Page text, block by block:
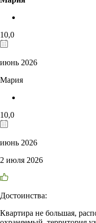
10,0
июнь 2026
Мария
10,0
июнь 2026
2 июля 2026
Достоинства:
Квартира не большая,